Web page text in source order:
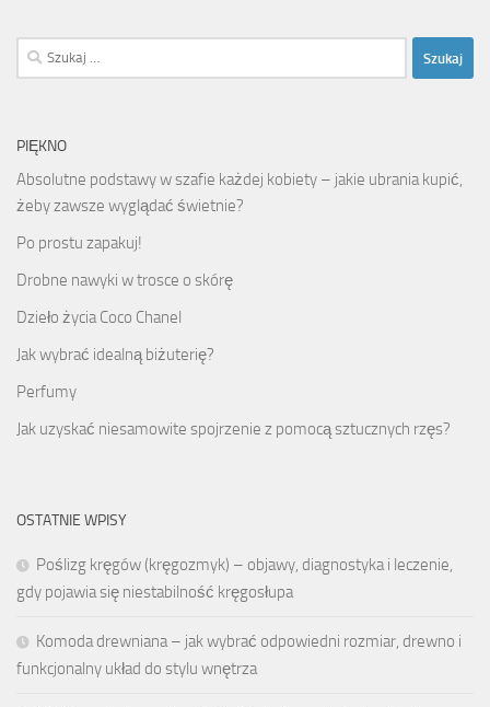
Szukaj:
PIĘKNO
Absolutne podstawy w szafie każdej kobiety – jakie ubrania kupić,
żeby zawsze wyglądać świetnie?
Po prostu zapakuj!
Drobne nawyki w trosce o skórę
Dzieło życia Coco Chanel
Jak wybrać idealną biżuterię?
Perfumy
Jak uzyskać niesamowite spojrzenie z pomocą sztucznych rzęs?
OSTATNIE WPISY
Poślizg kręgów (kręgozmyk) – objawy, diagnostyka i leczenie,
gdy pojawia się niestabilność kręgosłupa
Komoda drewniana – jak wybrać odpowiedni rozmiar, drewno i
funkcjonalny układ do stylu wnętrza